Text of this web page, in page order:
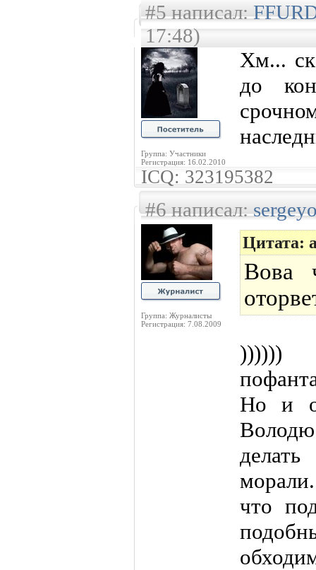
#5 написал:
17:48)
Группа: Участники
Регистрация: 16.02.2010
Хм...
до
ICQ: 323195382
#6 написал:
Группа: Журналисты
Регистрация: 7.08.2009
Цитата:
Вова
Но и
что